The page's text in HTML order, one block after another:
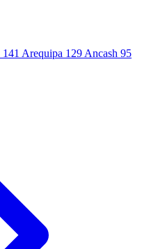
141 Arequipa 129 Ancash 95